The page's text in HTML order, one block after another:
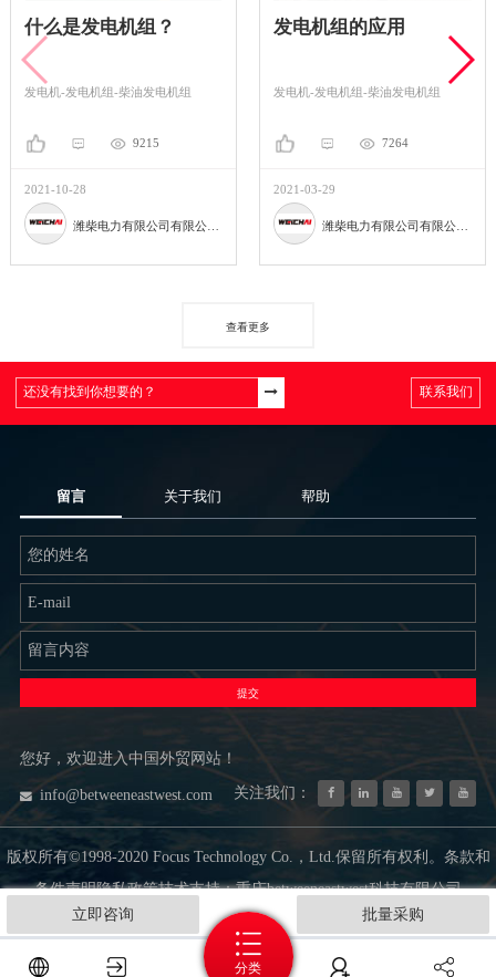
分类
立即咨询 批量采购
潍柴电力有限公司有限公司。
发电机组的应用
发电机-发电机组-柴油发电机组
潍柴电力有限公司有限公司。
华为数据中心电厂
2.2MW柴油发电机
发电机-发电机组-柴油发电机
查看更多
联系我们
留言 关于我们 帮助
提交
您好，欢迎进入中国外贸网站！
info@betweeneastwest.com 关注我们：
版权所有©1998-2020 Focus Technology Co.，Ltd.保留所有权利。条款和
条件声明隐私政策技术支持：重庆betweeneastwest科技有限公司